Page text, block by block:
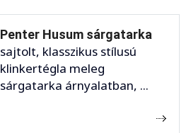
Penter Husum sárgatarka
sajtolt, klasszikus stílusú
klinkertégla meleg
sárgatarka árnyalatban, ...